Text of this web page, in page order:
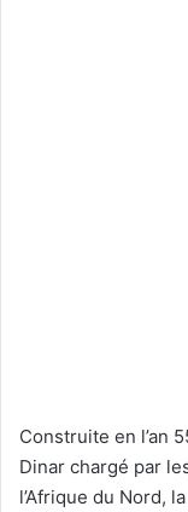
Construite en l’an
Dinar chargé par
l’Afrique du Nord,